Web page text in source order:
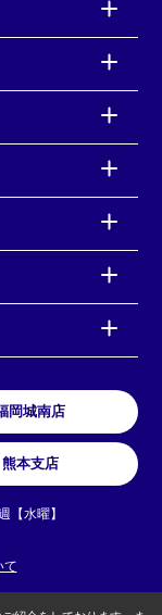
岡城南店
熊本支店
水曜】
て